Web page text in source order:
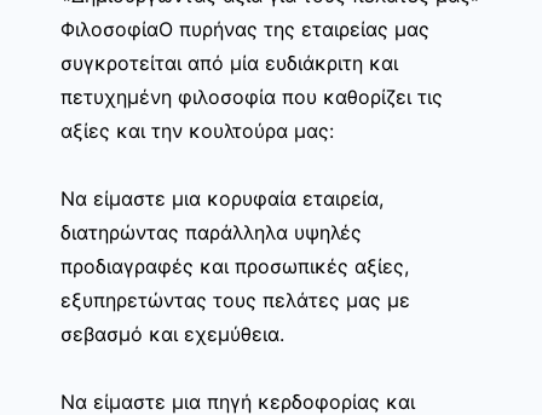
ΦιλοσοφίαΟ πυρήνας της εταιρείας μας
συγκροτείται από μία ευδιάκριτη και
πετυχημένη φιλοσοφία που καθορίζει τις
αξίες και την κουλτούρα μας:
Να είμαστε μια κορυφαία εταιρεία,
διατηρώντας παράλληλα υψηλές
προδιαγραφές και προσωπικές αξίες,
εξυπηρετώντας τους πελάτες μας με
σεβασμό και εχεμύθεια.
Να είμαστε μια πηγή κερδοφορίας και